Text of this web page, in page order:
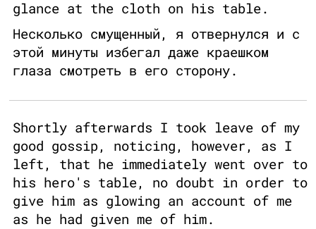
glance at the cloth on his table.
Несколько смущенный, я отвернулся и с
этой минуты избегал даже краешком
глаза смотреть в его сторону.
Shortly afterwards I took leave of my
good gossip, noticing, however, as I
left, that he immediately went over to
his hero's table, no doubt in order to
give him as glowing an account of me
as he had given me of him.